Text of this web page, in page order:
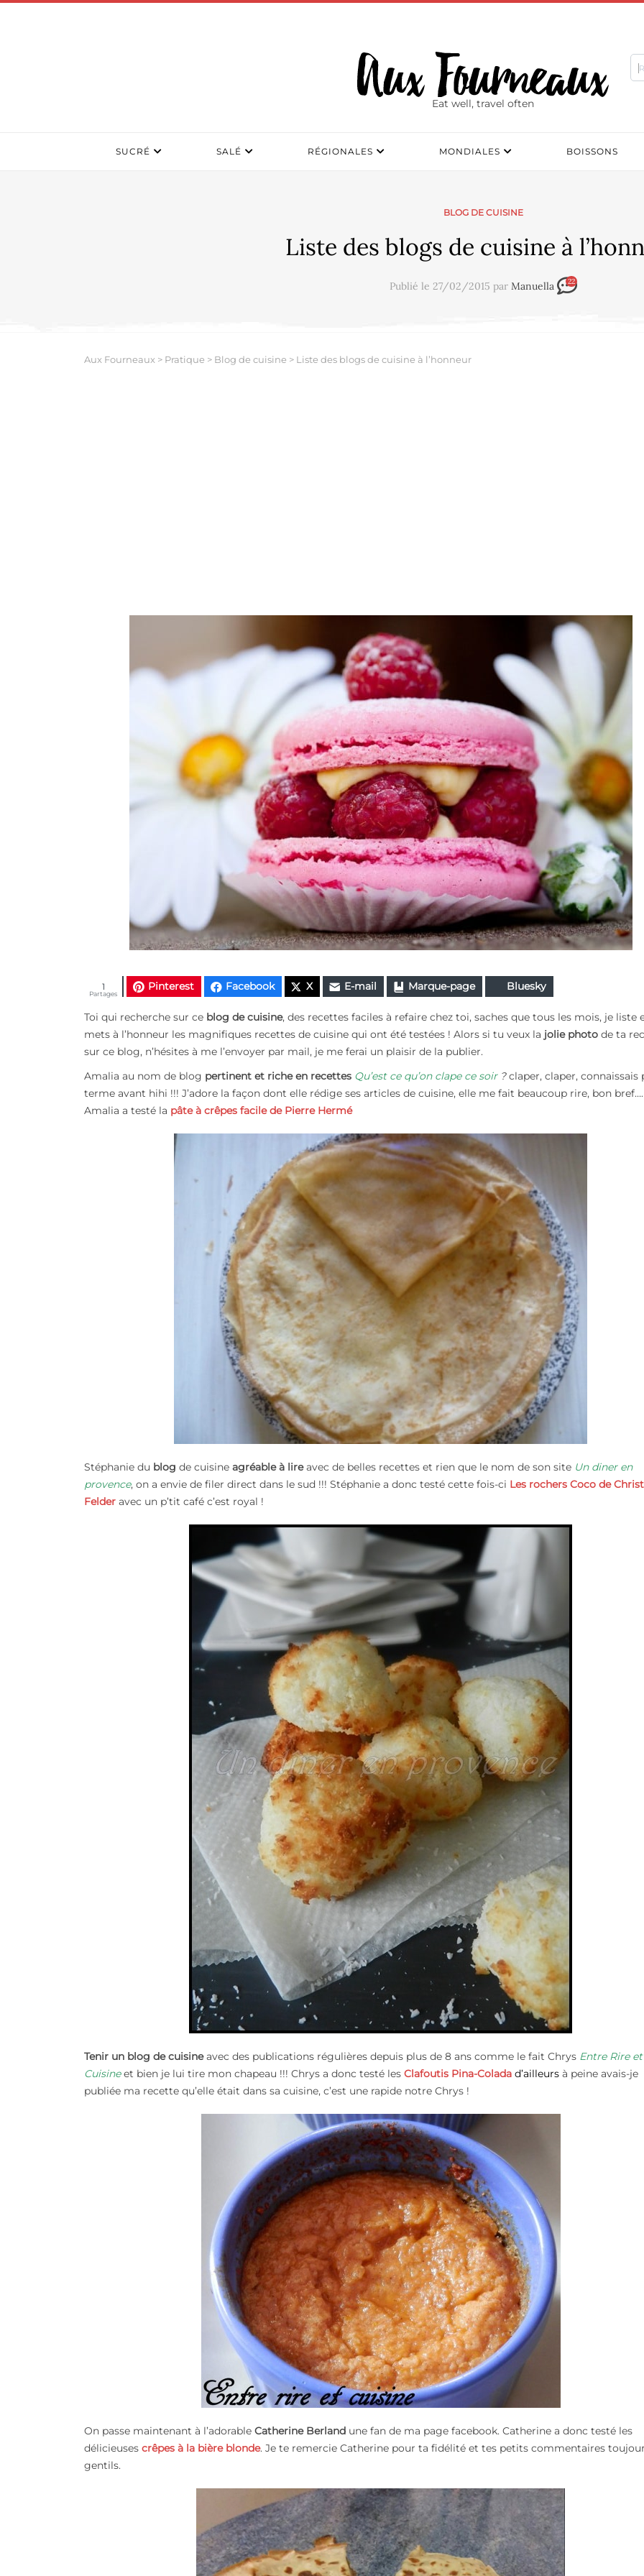
Eat well, travel often
SUCRÉ SALÉ RÉGIONALES MONDIALES BOISSONS
BLOG DE CUISINE
Liste des blogs de cuisine à
Publié le 27/02/2015 par Manuella 22
Aux Fourneaux > Pratique > Blog de cuisine > Liste des blogs de cuisine à l’honneur
Pinterest Facebook X E-mail Marque-page Bluesky
Partages
1
Toi qui recherche sur ce blog de cuisine, des recettes faciles à refaire chez toi, saches que tous les mois, je liste
mets à l’honneur les magnifiques recettes de cuisine qui ont été testées ! Alors si tu veux la jolie photo de ta
sur ce blog, n’hésites à me l’envoyer par mail, je me ferai un plaisir de la publier.
Amalia au nom de blog pertinent et riche en recettes Qu’est ce qu’on clape ce soir?claper, claper, connaissais
terme avant hihi !!! J’adore la façon dont elle rédige ses articles de cuisine, elle me fait beaucoup rire, bon bref….
Amalia a testé la pâte à crêpes facile de Pierre Hermé
Stéphanie du blog de cuisine agréable à lireavec de belles recettes et rien que le nom de son site Un diner en
provence, on a envie de filer direct dans le sud !!! Stéphanie a donc testé cette fois-ci Les rochers Coco de
Felder avec un p’tit café c’est royal !
Tenir un blog de cuisineavec des publications régulières depuis plus de 8 ans comme le fait Chrys Entre Rire et
Cuisineet bien je lui tire mon chapeau !!! Chrys a donc testé les Clafoutis Pina-Colada d’ailleurs à peine avais-je
publiée ma recette qu’elle était dans sa cuisine, c’est une rapide notre Chrys !
On passe maintenant à l’adorable Catherine Berland une fan de ma page facebook. Catherine a donc testé les
délicieuses crêpes à la bière blonde. Je te remercie Catherine pour ta fidélité et tes petits commentaires
gentils.